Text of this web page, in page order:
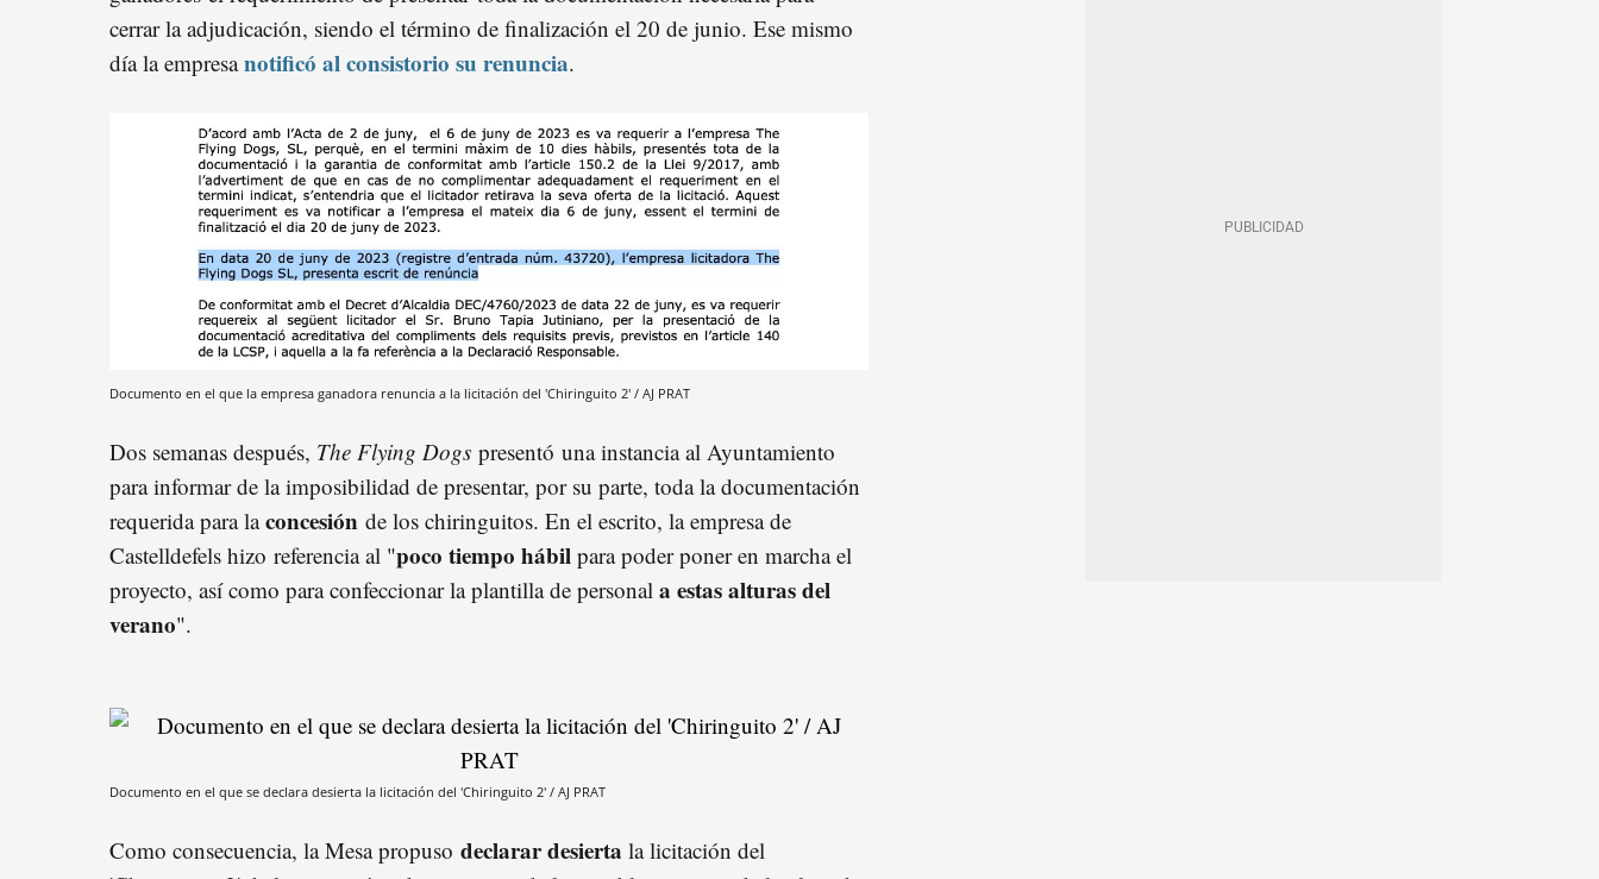
cerrar la adjudicación, siendo el término de finalización el 20 de junio. Ese mismo
día la empresanotificó al consistorio su renuncia.
Documento en el que la empresa ganadora renuncia a la licitación del 'Chiringuito 2' / AJ PRAT
Dos semanas después, The Flying Dogs presentó una instancia al Ayuntamiento
para informar de la imposibilidad de presentar, por su parte, toda la documentación
requerida para laconcesión de los chiringuitos. En el escrito, la empresa de
Castelldefels hizo referencia al "poco tiempo hábil para poder poner en marcha el
proyecto, así como para confeccionar la plantilla de personal a estas alturas del
verano".
Documento en el que se declara desierta la licitación del 'Chiringuito 2' / AJ PRAT
Como consecuencia, la Mesa propuso declarar desierta la licitación del